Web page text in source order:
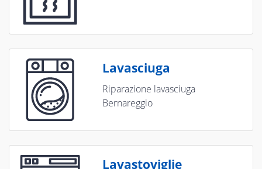
Lavasciuga
Riparazione lavasciuga
Bernareggio
Lavastoviglie